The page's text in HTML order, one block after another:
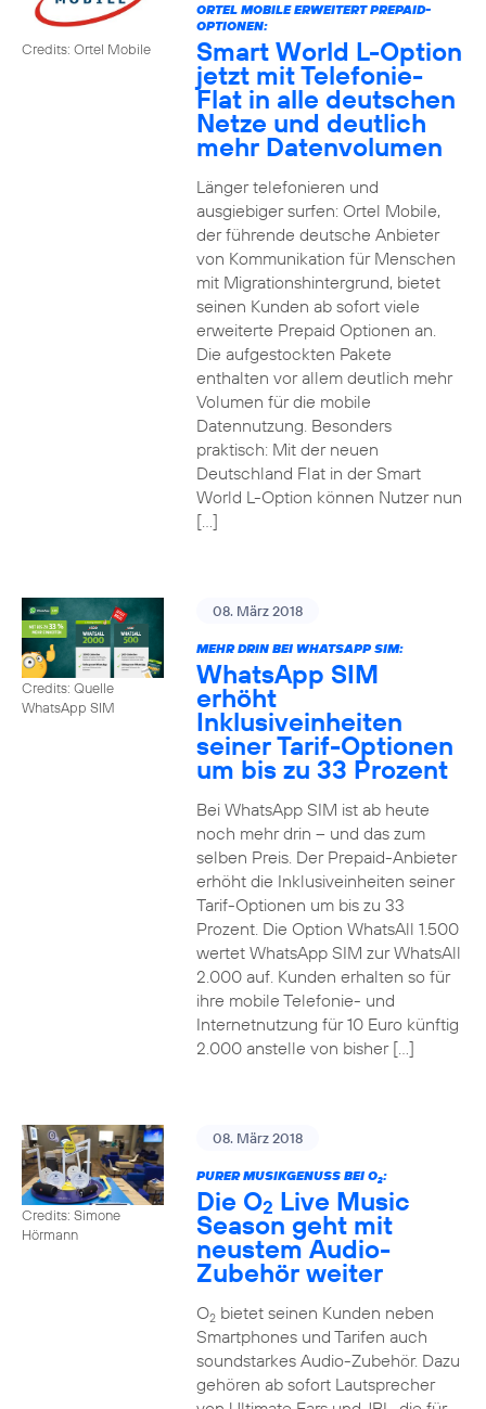
Credits: Ortel Mobile
ORTEL MOBILE ERWEITERT PREPAID-
OPTIONEN:
Smart World L-Option
jetzt mit Telefonie-
Flat in alle deutschen
Netze und deutlich
mehr Datenvolumen
Länger telefonieren und
ausgiebiger surfen: Ortel Mobile,
der führende deutsche Anbieter
von Kommunikation für Menschen
mit Migrationshintergrund, bietet
seinen Kunden ab sofort viele
erweiterte Prepaid Optionen an.
Die aufgestockten Pakete
enthalten vor allem deutlich mehr
Volumen für die mobile
Datennutzung. Besonders
praktisch: Mit der neuen
Deutschland Flat in der Smart
World L-Option können Nutzer nun
[…]
Credits: Quelle
WhatsApp SIM
08. März 2018
MEHR DRIN BEI WHATSAPP SIM:
WhatsApp SIM
erhöht
Inklusiveinheiten
seiner Tarif-Optionen
um bis zu 33 Prozent
Bei WhatsApp SIM ist ab heute
noch mehr drin – und das zum
selben Preis. Der Prepaid-Anbieter
erhöht die Inklusiveinheiten seiner
Tarif-Optionen um bis zu 33
Prozent. Die Option WhatsAll 1.500
wertet WhatsApp SIM zur WhatsAll
2.000 auf. Kunden erhalten so für
ihre mobile Telefonie- und
Internetnutzung für 10 Euro künftig
2.000 anstelle von bisher […]
Credits: Simone
Hörmann
08. März 2018
PURER MUSIKGENUSS BEI O2:
Die O2 Live Music
Season geht mit
neustem Audio-
Zubehör weiter
O2bietet seinen Kunden neben
Smartphones und Tarifen auch
soundstarkes Audio-Zubehör. Dazu
gehören ab sofort Lautsprecher